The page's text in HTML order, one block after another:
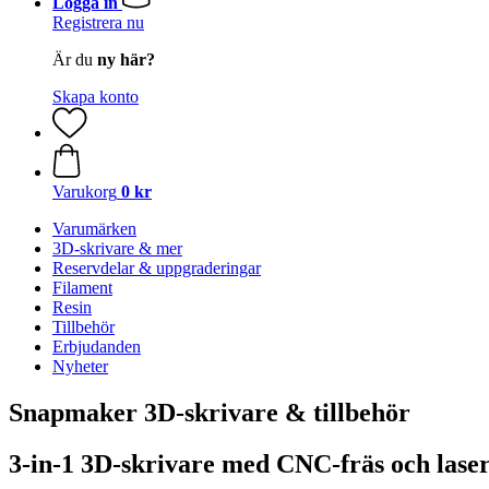
Registrera nu
Är du ny här?
Skapa konto
Varukorg 0 kr
Varumärken
3D-skrivare & mer
Reservdelar & uppgraderingar
Filament
Resin
Tillbehör
Erbjudanden
Nyheter
Snapmaker 3D-skrivare & tillbehör
3-in-1 3D-skrivare med CNC-fräs och